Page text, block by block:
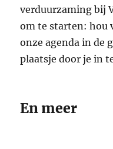
verduurzaming bij
om te starten: hou
onze agenda in de
plaatsje door je in
En meer